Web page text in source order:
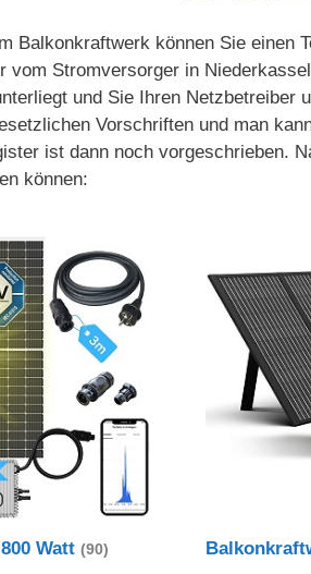
Balkonkraftwerk können Sie einen
vom Stromversorger in
und Sie Ihren Netzbetreiber
Vorschriften und man
ist dann noch vorgeschrieben.
können:
Watt(90)